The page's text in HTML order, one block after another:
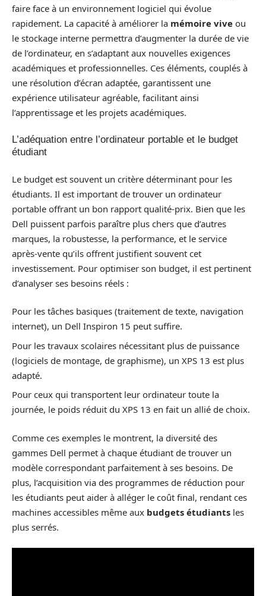
faire face à un environnement logiciel qui évolue
rapidement. La capacité à améliorer la mémoire vive ou
le stockage interne permettra d’augmenter la durée de vie
de l’ordinateur, en s’adaptant aux nouvelles exigences
académiques et professionnelles. Ces éléments, couplés à
une résolution d’écran adaptée, garantissent une
expérience utilisateur agréable, facilitant ainsi
l’apprentissage et les projets académiques.
L’adéquation entre l’ordinateur portable et le budget
étudiant
Le budget est souvent un critère déterminant pour les
étudiants. Il est important de trouver un ordinateur
portable offrant un bon rapport qualité-prix. Bien que les
Dell puissent parfois paraître plus chers que d’autres
marques, la robustesse, la performance, et le service
après-vente qu’ils offrent justifient souvent cet
investissement. Pour optimiser son budget, il est pertinent
d’analyser ses besoins réels :
Pour les tâches basiques (traitement de texte, navigation
internet), un Dell Inspiron 15 peut suffire.
Pour les travaux scolaires nécessitant plus de puissance
(logiciels de montage, de graphisme), un XPS 13 est plus
adapté.
Pour ceux qui transportent leur ordinateur toute la
journée, le poids réduit du XPS 13 en fait un allié de choix.
Comme ces exemples le montrent, la diversité des
gammes Dell permet à chaque étudiant de trouver un
modèle correspondant parfaitement à ses besoins. De
plus, l’acquisition via des programmes de réduction pour
les étudiants peut aider à alléger le coût final, rendant ces
machines accessibles même aux budgets étudiants les
plus serrés.